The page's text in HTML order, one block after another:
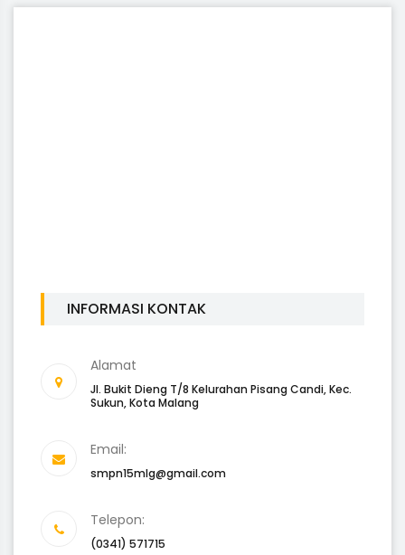
INFORMASI KONTAK
Alamat
Jl. Bukit Dieng T/8 Kelurahan Pisang Candi, Kec.
Sukun, Kota Malang
Email:
smpn15mlg@gmail.com
Telepon:
(0341) 571715